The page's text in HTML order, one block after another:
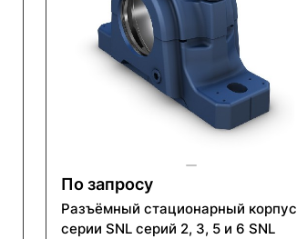
По запросу
Разъёмный стационарный корпус
серии SNL серий 2, 3, 5 и 6 SNL